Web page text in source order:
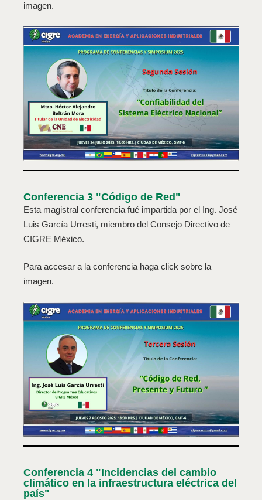
imagen.
Conferencia 3 "Código de Red"
Esta magistral conferencia fué impartida por el Ing. José
Luis García Urresti, miembro del Consejo Directivo de
CIGRE México.
Para accesar a la conferencia haga click sobre la
imagen.
Conferencia 4 "Incidencias del cambio
climático en la infraestructura eléctrica del
país"